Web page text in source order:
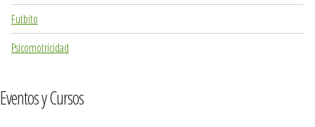
Futbito
Psicomotricidad
Eventos y Cursos